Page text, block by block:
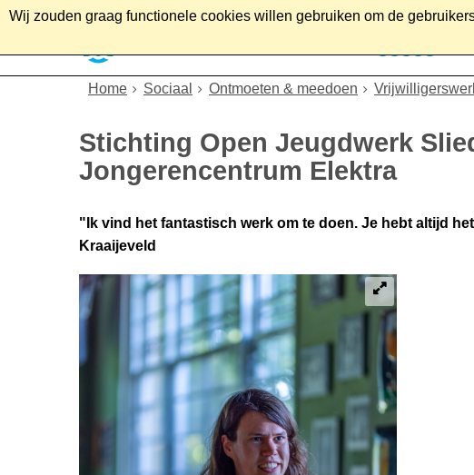
Wij zouden graag functionele cookies willen gebruiken om de
Home Sociaal Ontmoeten & meedoen
Stichting Open Jeugdwerk
Jongerencentrum Elektra
"Ik vind het fantastisch werk om te doen. Je hebt altijd
Kraaijeveld